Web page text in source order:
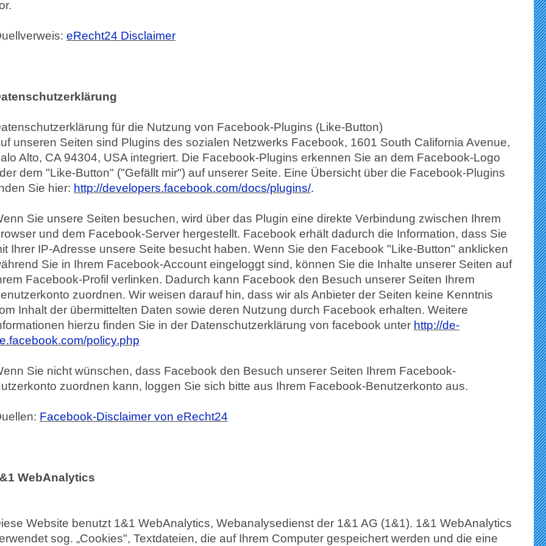
eRecht24 Disclaimer
für die Nutzung von Facebook-Plugins (Like-Button)
unseren Seiten sind Plugins des sozialen Netzwerks Facebook, 1601 South California Avenue,
Alto, CA 94304, USA integriert. Die Facebook-Plugins erkennen Sie an dem Facebook-Logo
dem "Like-Button" ("Gefällt mir") auf unserer Seite. Eine Übersicht über die Facebook-Plugins
Sie hier: http://developers.facebook.com/docs/plugins/.
Sie unsere Seiten besuchen, wird über das Plugin eine direkte Verbindung zwischen Ihrem
und dem Facebook-Server hergestellt. Facebook erhält dadurch die Information, dass Sie
Ihrer IP-Adresse unsere Seite besucht haben. Wenn Sie den Facebook "Like-Button" anklicken
Sie in Ihrem Facebook-Account eingeloggt sind, können Sie die Inhalte unserer Seiten auf
Facebook-Profil verlinken. Dadurch kann Facebook den Besuch unserer Seiten Ihrem
zuordnen. Wir weisen darauf hin, dass wir als Anbieter der Seiten keine Kenntnis
Inhalt der übermittelten Daten sowie deren Nutzung durch Facebook erhalten. Weitere
hierzu finden Sie in der Datenschutzerklärung von facebook unter http://de-
policy.php
Sie nicht wünschen, dass Facebook den Besuch unserer Seiten Ihrem Facebook-
zuordnen kann, loggen Sie sich bitte aus Ihrem Facebook-Benutzerkonto aus.
Facebook-Disclaimer von eRecht24
WebAnalytics
Website benutzt 1&1 WebAnalytics, Webanalysedienst der 1&1 AG (1&1). 1&1 WebAnalytics
sog. „Cookies", Textdateien, die auf Ihrem Computer gespeichert werden und die eine